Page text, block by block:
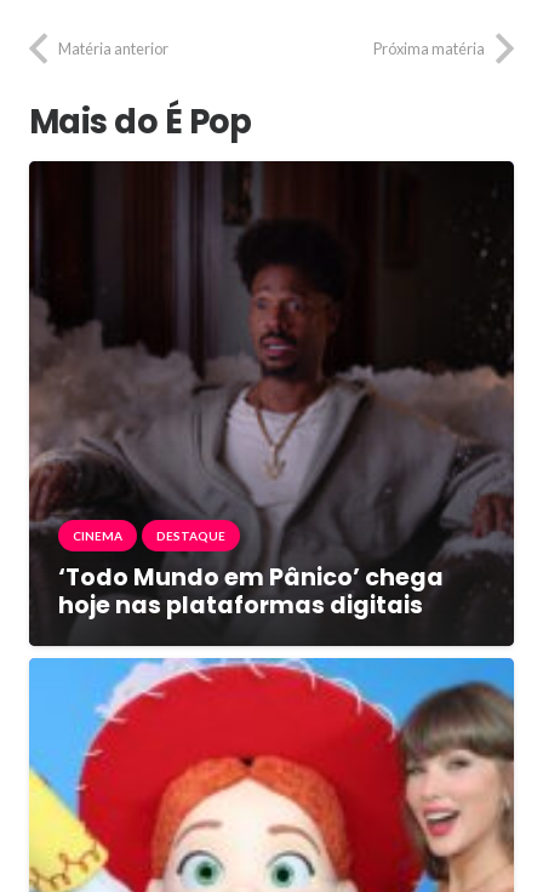
Matéria anterior Próxima matéria
Mais do É Pop
CINEMA DESTAQUE
‘Todo Mundo em Pânico’ chega
hoje nas plataformas digitais